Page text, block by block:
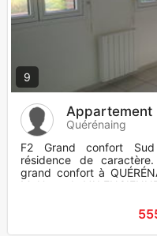
9
Appartement
Quérénaing
F2 Grand confort
résidence de
grand confort à
Mt Houy de